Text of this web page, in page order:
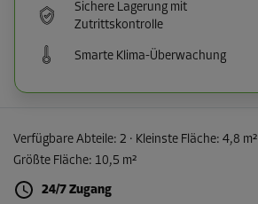
Sichere Lagerung mit
Zutrittskontrolle
Smarte Klima-Überwachung
Verfügbare Abteile: 2 · Kleinste Fläche: 4,8 m²
Größte Fläche: 10,5 m²
24/7 Zugang